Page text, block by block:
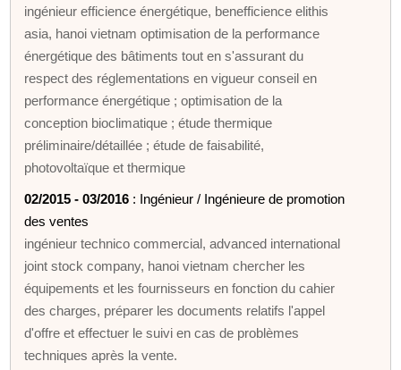
ingénieur efficience énergétique, benefficience elithis
asia, hanoi vietnam optimisation de la performance
énergétique des bâtiments tout en s'assurant du
respect des réglementations en vigueur conseil en
performance énergétique ; optimisation de la
conception bioclimatique ; étude thermique
préliminaire/détaillée ; étude de faisabilité,
photovoltaïque et thermique
02/2015 - 03/2016 : Ingénieur / Ingénieure de promotion
des ventes
ingénieur technico commercial, advanced international
joint stock company, hanoi vietnam chercher les
équipements et les fournisseurs en fonction du cahier
des charges, préparer les documents relatifs l'appel
d'offre et effectuer le suivi en cas de problèmes
techniques après la vente.